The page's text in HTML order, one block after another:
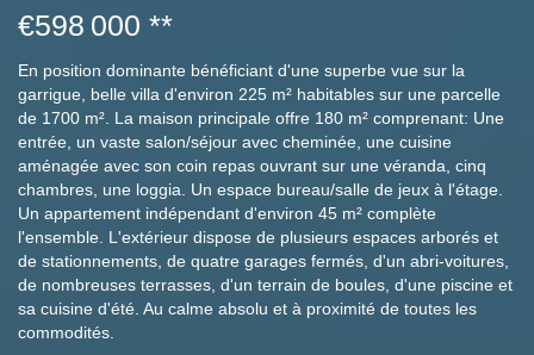
€598 000 **
En position dominante bénéficiant d'une superbe vue sur la
garrigue, belle villa d'environ 225 m² habitables sur une parcelle
de 1700 m². La maison principale offre 180 m² comprenant: Une
entrée, un vaste salon/séjour avec cheminée, une cuisine
aménagée avec son coin repas ouvrant sur une véranda, cinq
chambres, une loggia. Un espace bureau/salle de jeux à l'étage.
Un appartement indépendant d'environ 45 m² complète
l'ensemble. L'extérieur dispose de plusieurs espaces arborés et
de stationnements, de quatre garages fermés, d'un abri-voitures,
de nombreuses terrasses, d'un terrain de boules, d'une piscine et
sa cuisine d'été. Au calme absolu et à proximité de toutes les
commodités.